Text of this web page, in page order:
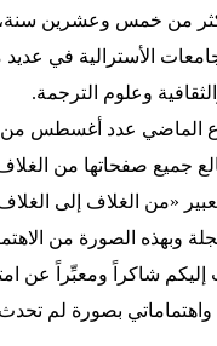
أكثر من خمس وعشرين
الأسترالية في
وعلوم الترجمة.
الماضي عدد أغسطس
جميع صفحاتها من
«من الغلاف إلى
وبهذه الصورة من
شاكراً ومعبِّراً عن
واهتماماتي بصورة لم